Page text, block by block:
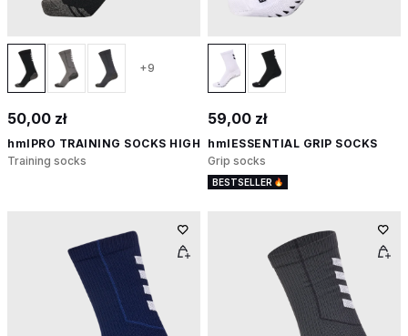
+9
50,00 zł
hmlPRO TRAINING SOCKS HIGH
Training socks
59,00 zł
hmlESSENTIAL GRIP SOCKS
Grip socks
BESTSELLER